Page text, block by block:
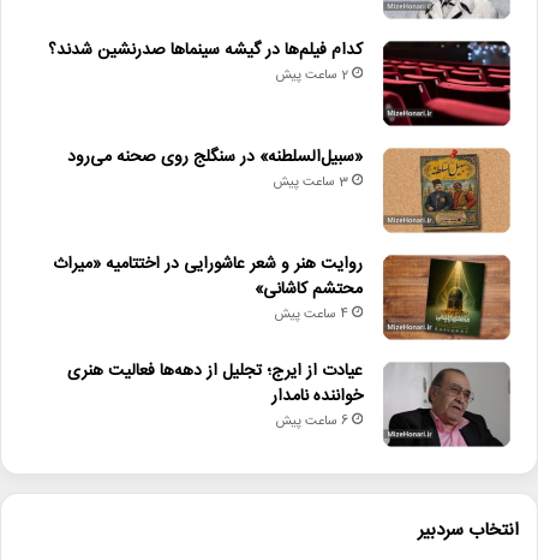
کدام فیلم‌ها در گیشه سینماها صدرنشین شدند؟
2 ساعت پیش
«سبیل‌السلطنه» در سنگلج روی صحنه می‌رود
3 ساعت پیش
روایت هنر و شعر عاشورایی در اختتامیه «میراث
محتشم کاشانی»
4 ساعت پیش
عیادت از ایرج؛ تجلیل از دهه‌ها فعالیت هنری
خواننده نامدار
6 ساعت پیش
انتخاب سردبیر